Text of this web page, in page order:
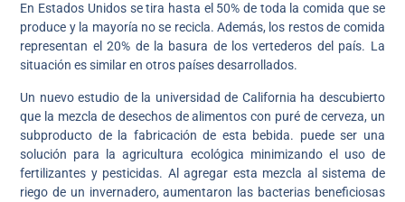
En Estados Unidos se tira hasta el 50% de toda la comida que se
produce y la mayoría no se recicla. Además, los restos de comida
representan el 20% de la basura de los vertederos del país. La
situación es similar en otros países desarrollados.
Un nuevo estudio de la universidad de California ha descubierto
que la mezcla de desechos de alimentos con puré de cerveza, un
subproducto de la fabricación de esta bebida. puede ser una
solución para la agricultura ecológica minimizando el uso de
fertilizantes y pesticidas. Al agregar esta mezcla al sistema de
riego de un invernadero, aumentaron las bacterias beneficiosas